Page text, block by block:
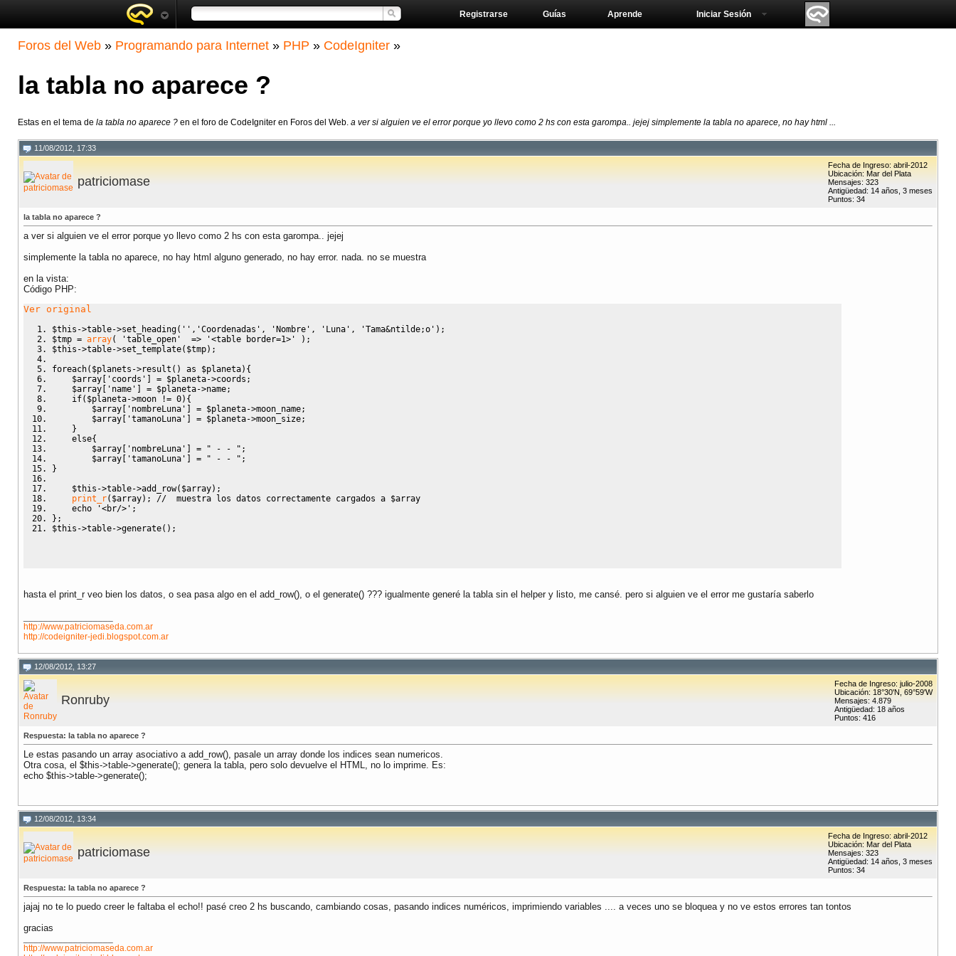
Aprende
Guías
Registrarse Iniciar Sesión
Foros del Web » Programando para Internet » PHP » CodeIgniter »
la tabla no aparece ?
Estas en el tema de la tabla no aparece ? en el foro de CodeIgniter en Foros del Web. a ver si alguien ve el error porque yo llevo como 2 hs con esta garompa.. jejej simplemente la tabla no aparece, no hay html ...
11/08/2012, 17:33
patriciomase
Fecha de Ingreso: abril-2012
Ubicación: Mar del Plata
Mensajes: 323
Antigüedad: 14 años, 3 meses
Puntos: 34
la tabla no aparece ?
a ver si alguien ve el error porque yo llevo como 2 hs con esta garompa.. jejej
simplemente la tabla no aparece, no hay html alguno generado, no hay error. nada. no se muestra
en la vista:
Código PHP:
Ver original
$this ->table->set_heading( '' , 'Coordenadas' , 'Nombre' , 'Luna' , 'Tama&ntilde;o' ) ;
$tmp = array( 'table_open' => '<table border=1>' ) ;
$this ->table->set_template( $tmp) ;
foreach( $planets ->result ( ) as $planeta) {
$array [ 'coords' ] = $planeta->coords ;
$array [ 'name' ] = $planeta->name;
if( $planeta->moon != 0) {
$array [ 'nombreLuna' ] = $planeta->moon_name;
$array [ 'tamanoLuna' ] = $planeta->moon_size;
}
else{
$array [ 'nombreLuna' ] = " - - " ;
$array [ 'tamanoLuna' ] = " - - " ;
}
$this ->table->add_row( $array) ;
print_r( $array) ;
//  muestra los datos correctamente cargados a $array
echo
'<br/>' ;
} ;
$this ->table->generate( ) ;
hasta el print_r veo bien los datos, o sea pasa algo en el add_row(), o el generate() ??? igualmente generé la tabla sin el helper y listo, me cansé. pero si alguien ve el error me gustaría saberlo
http://www.patriciomaseda.com.ar
http://codeigniter-jedi.blogspot.com.ar
12/08/2012, 13:27
Ronruby
Fecha de Ingreso: julio-2008
Ubicación: 18°30'N, 69°59'W
Mensajes: 4.879
Antigüedad: 18 años
Puntos: 416
Respuesta: la tabla no aparece ?
Le estas pasando un array asociativo a add_row(), pasale un array donde los indices sean numericos.
Otra cosa, el $this->table->generate(); genera la tabla, pero solo devuelve el HTML, no lo imprime. Es:
echo $this->table->generate();
12/08/2012, 13:34
patriciomase
Fecha de Ingreso: abril-2012
Ubicación: Mar del Plata
Mensajes: 323
Antigüedad: 14 años, 3 meses
Puntos: 34
Respuesta: la tabla no aparece ?
jajaj no te lo puedo creer le faltaba el echo!! pasé creo 2 hs buscando, cambiando cosas, pasando indices numéricos, imprimiendo variables .... a veces uno se bloquea y no ve estos errores tan tontos
gracias
http://www.patriciomaseda.com.ar